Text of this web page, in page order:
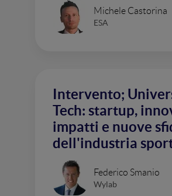
Michele Castorina
ESA
Intervento;
Tech: startup,
impatti e nuove
dell'industria
Federico Smanio
Wylab